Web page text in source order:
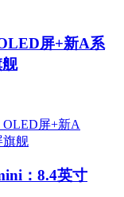
屏+新A系
：8.4英寸